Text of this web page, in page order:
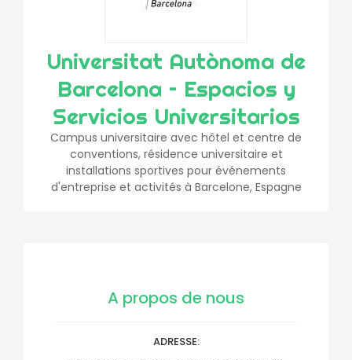
Universitat Autònoma de
Barcelona – Espacios y
Servicios Universitarios
Campus universitaire avec hôtel et centre de
conventions, résidence universitaire et
installations sportives pour événements
d'entreprise et activités à Barcelone, Espagne
A propos de nous
ADRESSE